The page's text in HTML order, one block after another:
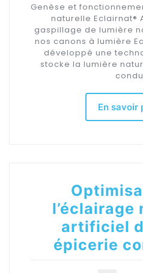
Genèse et
naturelle Eclairnat®
gaspillage de lumière
nos canons à lumière
développé une
stocke la lumière
En savoir
l’éclairage
artificiel
épicerie